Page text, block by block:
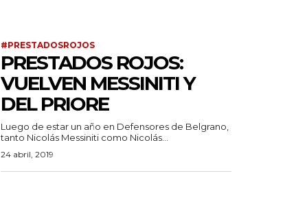
#PRESTADOSROJOS
PRESTADOS ROJOS:
VUELVEN MESSINITI Y
DEL PRIORE
Luego de estar un año en Defensores de Belgrano,
tanto Nicolás Messiniti como Nicolás...
24 abril, 2019